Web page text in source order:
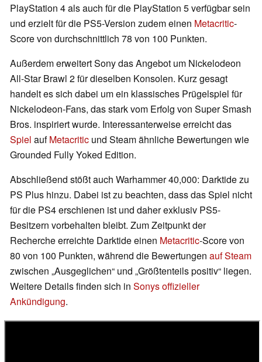
PlayStation 4 als auch für die PlayStation 5 verfügbar sein
und erzielt für die PS5-Version zudem einen Metacritic-
Score von durchschnittlich 78 von 100 Punkten.
Außerdem erweitert Sony das Angebot um Nickelodeon
All-Star Brawl 2 für dieselben Konsolen. Kurz gesagt
handelt es sich dabei um ein klassisches Prügelspiel für
Nickelodeon-Fans, das stark vom Erfolg von Super Smash
Bros. inspiriert wurde. Interessanterweise erreicht das
Spiel aufMetacritic und Steam ähnliche Bewertungen wie
Grounded Fully Yoked Edition.
Abschließend stößt auch Warhammer 40,000: Darktide zu
PS Plus hinzu. Dabei ist zu beachten, dass das Spiel nicht
für die PS4 erschienen ist und daher exklusiv PS5-
Besitzern vorbehalten bleibt. Zum Zeitpunkt der
Recherche erreichte Darktide einen Metacritic-Score von
80 von 100 Punkten, während die Bewertungen auf Steam
zwischen „Ausgeglichen“ und „Größtenteils positiv“ liegen.
Weitere Details finden sich in Sonys offizieller
Ankündigung.